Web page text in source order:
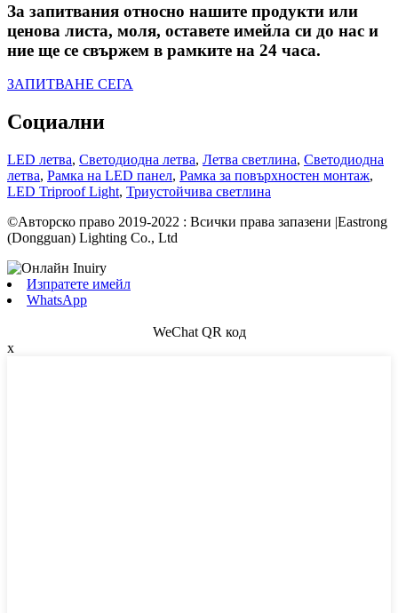
За запитвания относно нашите продукти или
ценова листа, моля, оставете имейла си до нас и
ние ще се свържем в рамките на 24 часа.
ЗАПИТВАНЕ СЕГА
Социални
LED летва, Светодиодна летва, Летва светлина, Светодиодна
летва, Рамка на LED панел, Рамка за повърхностен монтаж,
LED Triproof Light, Триустойчива светлина
©Авторско право 2019-2022 : Всички права запазени |Eastrong
(Dongguan) Lighting Co., Ltd
Изпратете имейл
WhatsApp
WeChat QR код
x